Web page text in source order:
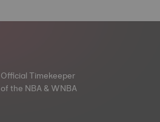
Official Timekeeper
of the NBA & WNBA